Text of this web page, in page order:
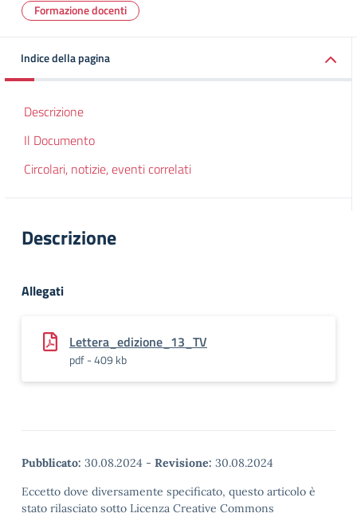
Formazione docenti
Indice della pagina
Descrizione
Il Documento
Circolari, notizie, eventi correlati
Descrizione
Allegati
Lettera_edizione_13_TV
pdf - 409 kb
Pubblicato: 30.08.2024 - Revisione: 30.08.2024
Eccetto dove diversamente specificato, questo articolo è
stato rilasciato sotto Licenza Creative Commons